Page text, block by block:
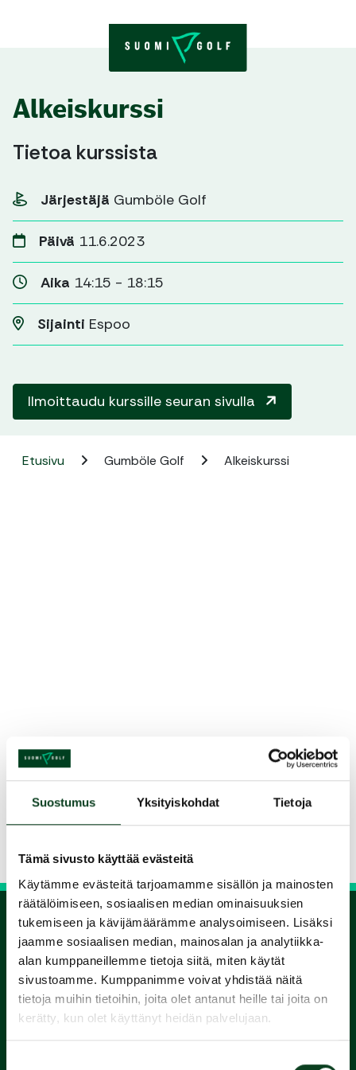
Suostumus Yksityiskohdat Tietoja
Tämä sivusto käyttää evästeitä
Käytämme evästeitä tarjoamamme sisällön ja mainosten
räätälöimiseen, sosiaalisen median ominaisuuksien
tukemiseen ja kävijämäärämme analysoimiseen. Lisäksi
jaamme sosiaalisen median, mainosalan ja analytiikka-
alan kumppaneillemme tietoja siitä, miten käytät
sivustoamme. Kumppanimme voivat yhdistää näitä
tietoja muihin tietoihin, joita olet antanut heille tai joita on
kerätty, kun olet käyttänyt heidän palvelujaan.
Alkeiskurssi
Tietoa kurssista
Järjestäjä Gumböle Golf
Päivä 11.6.2023
Aika 14:15 - 18:15
Sijainti Espoo
Ilmoittaudu kurssille seuran sivulla
Etusivu Gumböle Golf Alkeiskurssi
Jaa kurssi kaverille
1.
Varaa
alkeiskurssi